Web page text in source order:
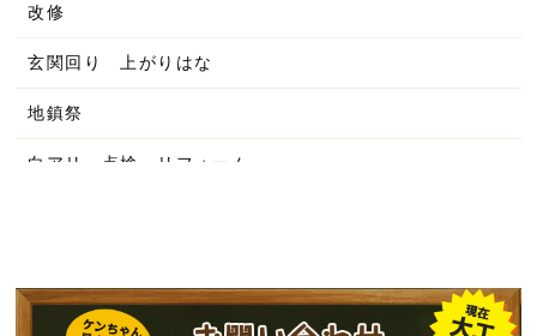
2025年5月
2025年4月
2025年3月
2025年2月
2024年11月
改修
玄関回り 上がりはな
地鎮祭
白アリ 点検 リフォーム
工務店